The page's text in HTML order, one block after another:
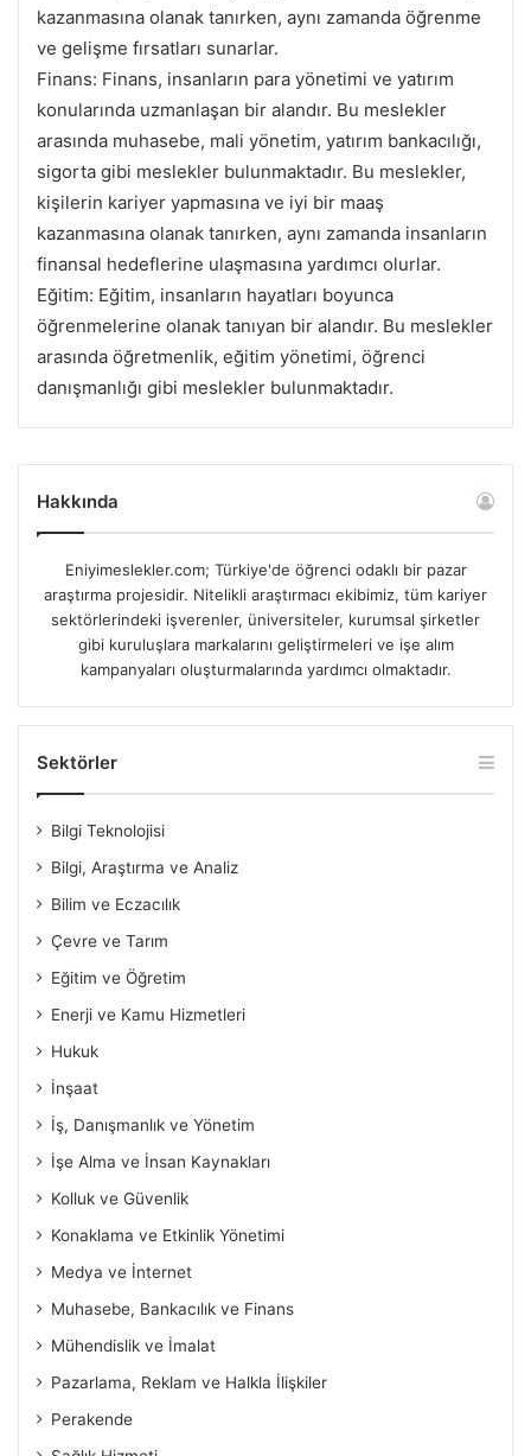
kazanmasına olanak tanırken, aynı zamanda öğrenme
ve gelişme fırsatları sunarlar.
Finans: Finans, insanların para yönetimi ve yatırım
konularında uzmanlaşan bir alandır. Bu meslekler
arasında muhasebe, mali yönetim, yatırım bankacılığı,
sigorta gibi meslekler bulunmaktadır. Bu meslekler,
kişilerin kariyer yapmasına ve iyi bir maaş
kazanmasına olanak tanırken, aynı zamanda insanların
finansal hedeflerine ulaşmasına yardımcı olurlar.
Eğitim: Eğitim, insanların hayatları boyunca
öğrenmelerine olanak tanıyan bir alandır. Bu meslekler
arasında öğretmenlik, eğitim yönetimi, öğrenci
danışmanlığı gibi meslekler bulunmaktadır.
Hakkında
Eniyimeslekler.com; Türkiye'de öğrenci odaklı bir pazar
araştırma projesidir. Nitelikli araştırmacı ekibimiz, tüm kariyer
sektörlerindeki işverenler, üniversiteler, kurumsal şirketler
gibi kuruluşlara markalarını geliştirmeleri ve işe alım
kampanyaları oluşturmalarında yardımcı olmaktadır.
Sektörler
Bilgi Teknolojisi
Bilgi, Araştırma ve Analiz
Bilim ve Eczacılık
Çevre ve Tarım
Eğitim ve Öğretim
Enerji ve Kamu Hizmetleri
Hukuk
İnşaat
İş, Danışmanlık ve Yönetim
İşe Alma ve İnsan Kaynakları
Kolluk ve Güvenlik
Konaklama ve Etkinlik Yönetimi
Medya ve İnternet
Muhasebe, Bankacılık ve Finans
Mühendislik ve İmalat
Pazarlama, Reklam ve Halkla İlişkiler
Perakende